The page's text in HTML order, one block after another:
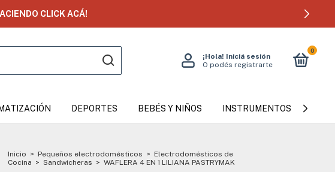
CLICK ACÁ!
¡Hola! Iniciá sesión
O podés registrarte
0
DEPORTES BEBÉS Y NIÑOS INSTRUMENTOS
Inicio > Pequeños electrodomésticos > Electrodomésticos de
Cocina > Sandwicheras > WAFLERA 4 EN 1 LILIANA PASTRYMAK